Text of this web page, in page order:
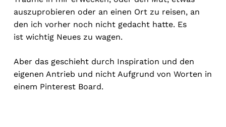
auszuprobieren oder an einen Ort zu reisen, an
den ich vorher noch nicht gedacht hatte. Es
ist wichtig Neues zu wagen.
Aber das geschieht durch Inspiration und den
eigenen Antrieb und nicht Aufgrund von Worten in
einem Pinterest Board.